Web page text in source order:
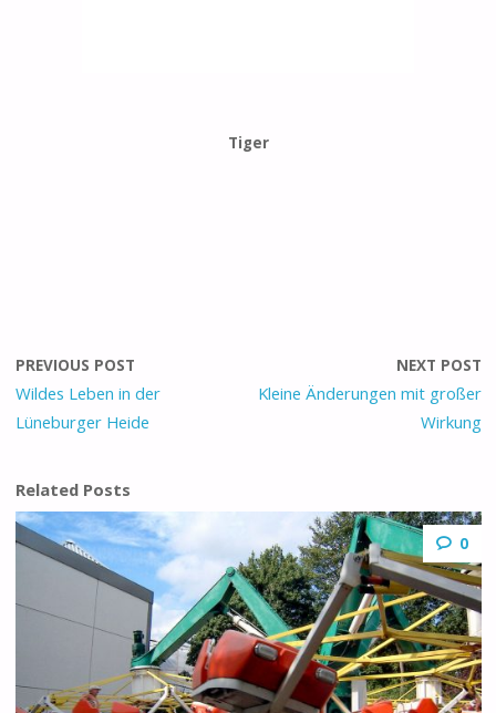
Tiger
PREVIOUS POST
Wildes Leben in der
Lüneburger Heide
NEXT POST
Kleine Änderungen mit großer
Wirkung
Related Posts
0